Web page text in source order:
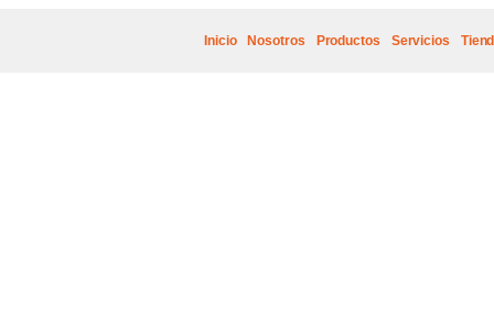
Inicio Nosotros Productos Servicios